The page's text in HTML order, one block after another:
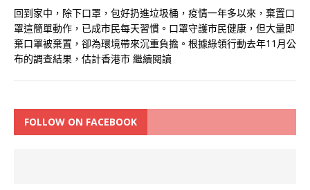
回到家中，除下口罩，包好扔進垃圾桶，疫情一年多以來，棄置口
罩這簡單動作，已成市民每天習慣。口罩守護市民健康，但大量即
棄口罩被棄置，卻為環境帶來沉重負擔。根據綠領行動去年11月公
布的調查結果，估計香港市 繼續閱讀
FOLLOW ON FACEBOOK